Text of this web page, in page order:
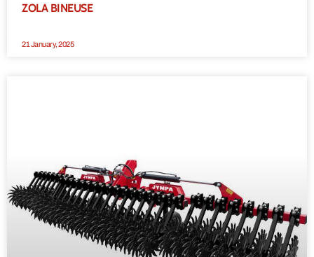
ZOLA BINEUSE
21 January, 2025